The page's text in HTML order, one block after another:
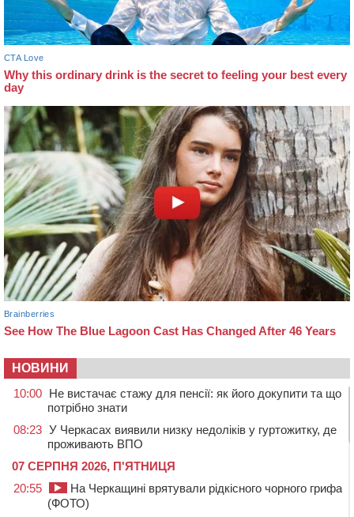
НОВИНИ
10:00 Не вистачає стажу для пенсії: як його докупити та що
потрібно знати
08:23 У Черкасах виявили низку недоліків у гуртожитку, де
проживають ВПО
07 СЕРПНЯ 2026, П'ЯТНИЦЯ
20:55
На Черкащині врятували рідкісного чорного грифа
(ФОТО)